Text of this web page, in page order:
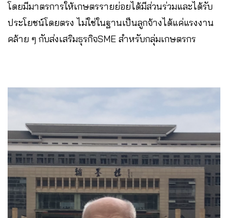
โดยมีมาตรการให้เกษตรรายย่อยได้มีส่วนร่วมและได้รับ
ประโยชน์โดยตรง ไม่ใช่ในฐานเป็นลูกจ้างได้แค่แรงงาน
คล้าย ๆ กับส่งเสริมธุรกิจSME สำหรับกลุ่มเกษตรกร